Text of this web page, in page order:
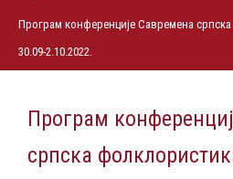
Програм конференције Савремена
30.09-2.10.2022.
Програм
српска